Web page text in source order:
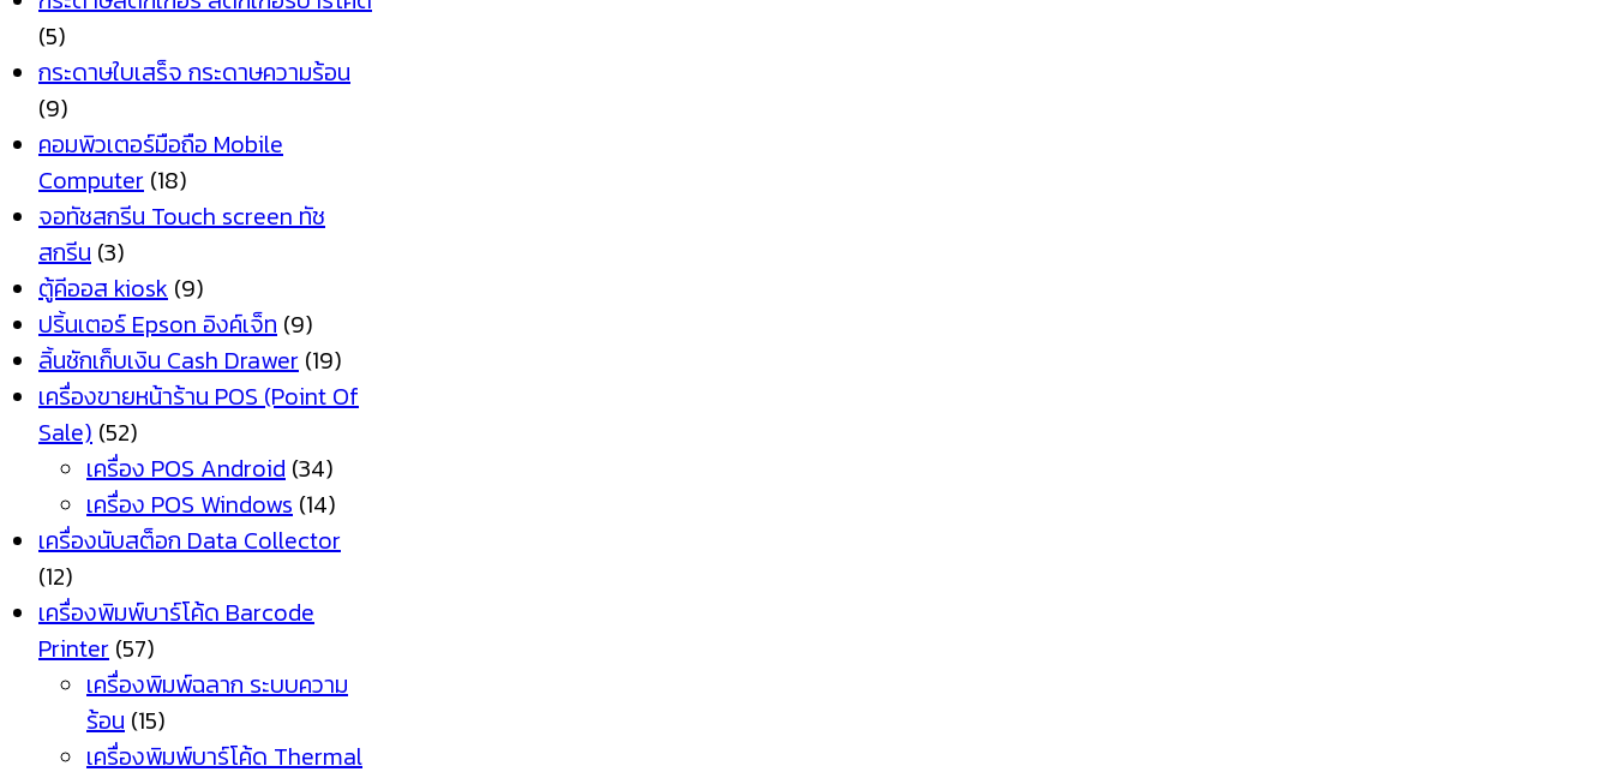
(5)
กระดาษใบเสร็จ กระดาษความร้อน
(9)
คอมพิวเตอร์มือถือ Mobile
Computer (18)
จอทัชสกรีน Touch screen ทัช
สกรีน (3)
ตู้คีออส kiosk (9)
ปริ้นเตอร์ Epson อิงค์เจ็ท (9)
ลิ้นชักเก็บเงิน Cash Drawer (19)
เครื่องขายหน้าร้าน POS (Point Of
Sale) (52)
เครื่อง POS Android (34)
เครื่อง POS Windows (14)
เครื่องนับสต็อก Data Collector
(12)
เครื่องพิมพ์บาร์โค้ด Barcode
Printer (57)
เครื่องพิมพ์ฉลาก ระบบความ
ร้อน (15)
เครื่องพิมพ์บาร์โค้ด Thermal